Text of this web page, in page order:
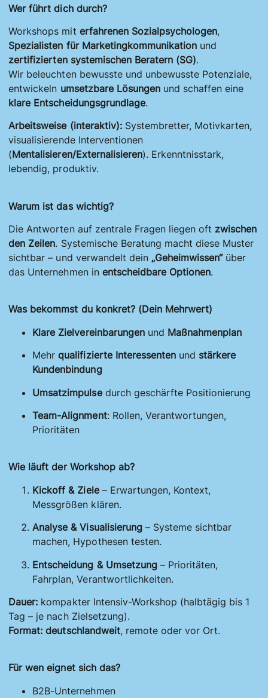
Wer führt dich durch?
Workshops mit erfahrenen Sozialpsychologen,
Spezialisten für Marketingkommunikation und
zertifizierten systemischen Beratern (SG).
Wir beleuchten bewusste und unbewusste Potenziale,
entwickeln umsetzbare Lösungenund schaffen eine
klare Entscheidungsgrundlage.
Arbeitsweise (interaktiv):Systembretter, Motivkarten,
visualisierende Interventionen
(Mentalisieren/Externalisieren). Erkenntnisstark,
lebendig, produktiv.
Warum ist das wichtig?
Die Antworten auf zentrale Fragen liegen oft zwischen
den Zeilen. Systemische Beratung macht diese Muster
sichtbar – und verwandelt dein „Geheimwissen“über
das Unternehmen in entscheidbare Optionen.
Was bekommst du konkret? (Dein Mehrwert)
Klare Zielvereinbarungenund Maßnahmenplan
Mehrqualifizierte Interessentenund stärkere
Kundenbindung
Umsatzimpulsedurch geschärfte Positionierung
Team-Alignment: Rollen, Verantwortungen,
Prioritäten
Wie läuft der Workshop ab?
Kickoff & Ziele– Erwartungen, Kontext,
Messgrößen klären.
Analyse & Visualisierung– Systeme sichtbar
machen, Hypothesen testen.
Entscheidung & Umsetzung– Prioritäten,
Fahrplan, Verantwortlichkeiten.
Dauer: kompakter Intensiv-Workshop (halbtägig bis 1
Tag – je nach Zielsetzung).
Format: deutschlandweit, remote oder vor Ort.
Für wen eignet sich das?
B2B-Unternehmen